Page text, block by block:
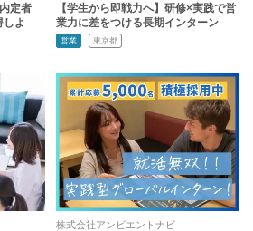
定者
しよ
【学生から即戦力へ】研修×実践で営
業力に差をつける長期インターン
営業 東京都
株式会社アンビエントナビ